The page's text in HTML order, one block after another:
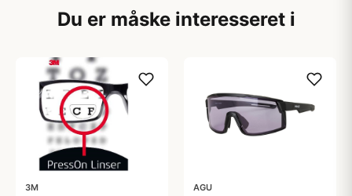
Du er måske interesseret i
3M AGU